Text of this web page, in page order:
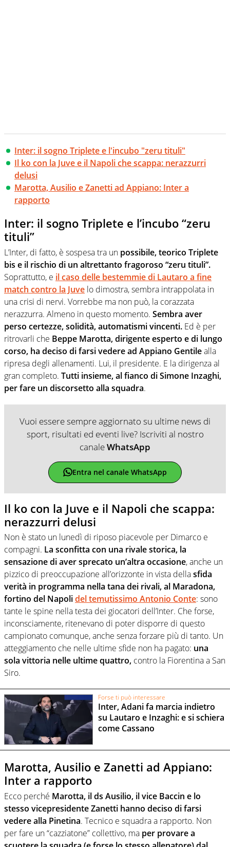
Inter: il sogno Triplete e l'incubo "zeru tituli"
Il ko con la Juve e il Napoli che scappa: nerazzurri
delusi
Marotta, Ausilio e Zanetti ad Appiano: Inter a
rapporto
Inter: il sogno Triplete e l’incubo “zeru
tituli”
L’Inter, di fatto, è sospesa tra un possibile, teorico Triplete
bis e il rischio di un altrettanto fragoroso “zeru tituli”.
Soprattutto, e il caso delle bestemmie di Lautaro a fine
match contro la Juve lo dimostra, sembra intrappolata in
una crisi di nervi. Vorrebbe ma non può, la corazzata
nerazzurra. Almeno in questo momento. Sembra aver
perso certezze, solidità, automatismi vincenti. Ed è per
ritrovarli che Beppe Marotta, dirigente esperto e di lungo
corso, ha deciso di farsi vedere ad Appiano Gentilealla
ripresa degli allenamenti. Lui, il presidente. E la dirigenza al
gran completo. Tutti insieme, al fianco di Simone Inzaghi,
per fare un discorsetto alla squadra.
Vuoi essere sempre aggiornato su ultime news di
sport, risultati ed eventi live? Iscriviti al nostro
canaleWhatsApp
Entra nel canale WhatsApp
Il ko con la Juve e il Napoli che scappa:
nerazzurri delusi
Non è stato un lunedì di riposo piacevole per Dimarco e
compagni. La sconfitta con una rivale storica, la
sensazione di aver sprecato un’altra occasione, anche un
pizzico di preoccupazione all’orizzonte in vista dellasfida
verità in programma nella tana dei rivali, al Maradona,
fortino del Napolidel temutissimo Antonio Conte: sono
tante le spine nella testa dei giocatori dell’Inter. Che forse,
inconsciamente, ritenevano di poter disporre di questo
campionato comunque, anche senza forzare più di tanto. Un
atteggiamento che nelle ultime sfide non ha pagato: una
sola vittoria nelle ultime quattro, contro la Fiorentina a San
Siro.
Forse ti può interessare
Inter, Adani fa marcia indietro
su Lautaro e Inzaghi: e si schiera
come Cassano
Marotta, Ausilio e Zanetti ad Appiano:
Inter a rapporto
Ecco perché Marotta, il ds Ausilio, il vice Baccin e lo
stesso vicepresidente Zanetti hanno deciso di farsi
vedere alla Pinetina. Tecnico e squadra a rapporto. Non
per fare un “cazziatone” collettivo, ma per provare a